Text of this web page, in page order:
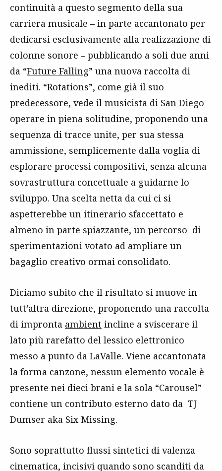
continuità a questo segmento della sua
carriera musicale – in parte accantonato per
dedicarsi esclusivamente alla realizzazione di
colonne sonore – pubblicando a soli due anni
da “Future Falling” una nuova raccolta di
inediti. “Rotations”, come già il suo
predecessore, vede il musicista di San Diego
operare in piena solitudine, proponendo una
sequenza di tracce unite, per sua stessa
ammissione, semplicemente dalla voglia di
esplorare processi compositivi, senza alcuna
sovrastruttura concettuale a guidarne lo
sviluppo. Una scelta netta da cui ci si
aspetterebbe un itinerario sfaccettato e
almeno in parte spiazzante, un percorso di
sperimentazioni votato ad ampliare un
bagaglio creativo ormai consolidato.
Diciamo subito che il risultato si muove in
tutt’altra direzione, proponendo una raccolta
di impronta ambient incline a sviscerare il
lato più rarefatto del lessico elettronico
messo a punto da LaValle. Viene accantonata
la forma canzone, nessun elemento vocale è
presente nei dieci brani e la sola “Carousel”
contiene un contributo esterno dato da TJ
Dumser aka Six Missing.
Sono soprattutto flussi sintetici di valenza
cinematica, incisivi quando sono scanditi da